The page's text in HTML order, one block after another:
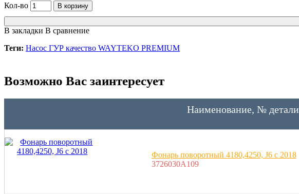
Кол-во
В корзину
В закладки В сравнение
Теги: Насос ГУР качество WAYTEKO PREMIUM
Возможно Вас заинтересует
Наименование, № детали
Фонарь поворотный 4180,4250, J6 c 2018
3726030A109